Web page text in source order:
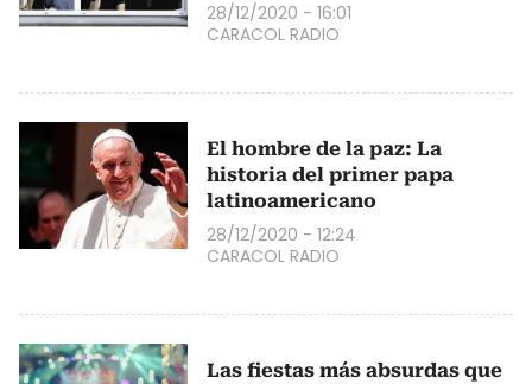
28/12/2020 - 16:01
CARACOL RADIO
El hombre de la paz: La
historia del primer papa
latinoamericano
28/12/2020 - 12:24
CARACOL RADIO
Las fiestas más absurdas que